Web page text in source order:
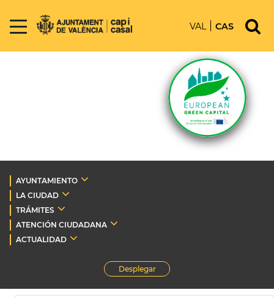
VAL CAS
AYUNTAMIENTO
LA CIUDAD
TRÁMITES
ATENCIÓN CIUDADANA
ACTUALIDAD
Desplegar